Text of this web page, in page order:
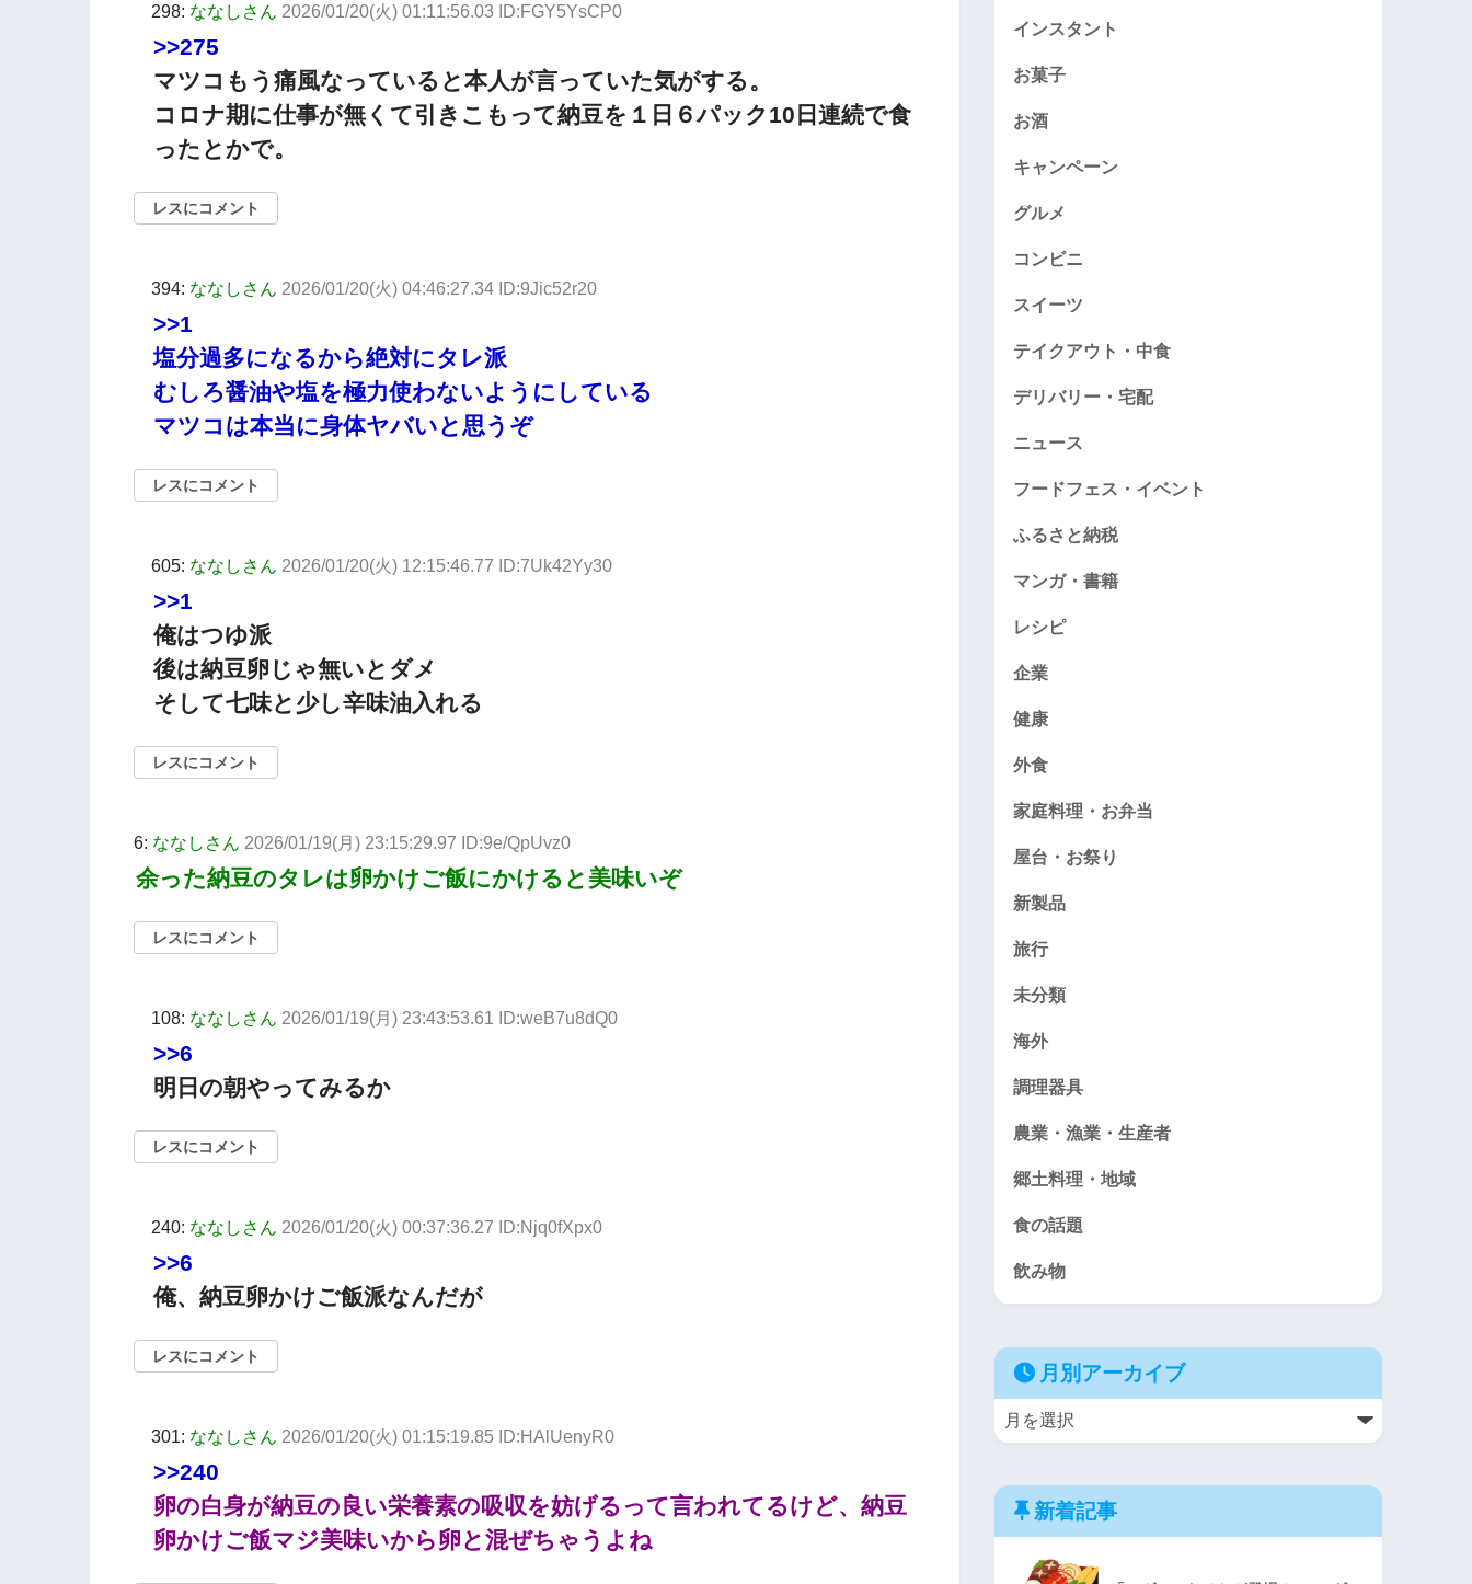
298: ななしさん 2026/01/20(火) 01:11:56.03 ID:FGY5YsCP0
>>275
マツコもう痛風なっていると本人が言っていた気がする。
コロナ期に仕事が無くて引きこもって納豆を１日６パック10日連続で食
ったとかで。
レスにコメント
394: ななしさん 2026/01/20(火) 04:46:27.34 ID:9Jic52r20
>>1
塩分過多になるから絶対にタレ派
むしろ醤油や塩を極力使わないようにしている
マツコは本当に身体ヤバいと思うぞ
レスにコメント
605: ななしさん 2026/01/20(火) 12:15:46.77 ID:7Uk42Yy30
>>1
俺はつゆ派
後は納豆卵じゃ無いとダメ
そして七味と少し辛味油入れる
レスにコメント
6: ななしさん 2026/01/19(月) 23:15:29.97 ID:9e/QpUvz0
余った納豆のタレは卵かけご飯にかけると美味いぞ
レスにコメント
108: ななしさん 2026/01/19(月) 23:43:53.61 ID:weB7u8dQ0
>>6
明日の朝やってみるか
レスにコメント
240: ななしさん 2026/01/20(火) 00:37:36.27 ID:Njq0fXpx0
>>6
俺、納豆卵かけご飯派なんだが
レスにコメント
301: ななしさん 2026/01/20(火) 01:15:19.85 ID:HAlUenyR0
>>240
卵の白身が納豆の良い栄養素の吸収を妨げるって言われてるけど、納豆
卵かけご飯マジ美味いから卵と混ぜちゃうよね
インスタント
お菓子
お酒
キャンペーン
グルメ
コンビニ
スイーツ
テイクアウト・中食
デリバリー・宅配
ニュース
フードフェス・イベント
ふるさと納税
マンガ・書籍
レシピ
企業
健康
外食
家庭料理・お弁当
屋台・お祭り
新製品
旅行
未分類
海外
調理器具
農業・漁業・生産者
郷土料理・地域
食の話題
飲み物
月別アーカイブ
新着記事